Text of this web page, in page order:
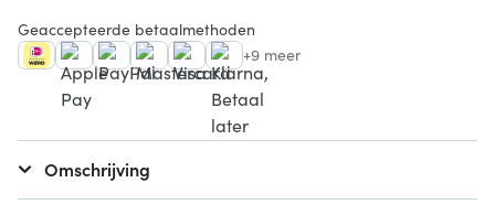
Geaccepteerde betaalmethoden
+9 meer
Omschrijving